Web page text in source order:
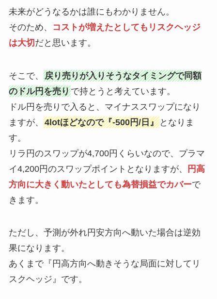
未来がどうなるかは誰にもわかりません。
そのため、
コストが増えたとしてもリスクヘッジ
は大切だと思います。
そこで、 戻り売りが入りそうなタイミングで同額
のドル円を売りで持とうと考えています。
ドル円を売りで入ると、マイナススワップになり
ますが、 4lotほどなので『-500円/日』となりま
す。
リラ円のスワップが4,700円くらいなので、プラマ
イ4,200円のスワップポイントとなりますが、
円高
方向に大きく動いたとしても為替損益でカバーで
きます。
ただし、予測が外れ円安方向へ動いた場合は逆効
果になります。
あくまで『円高方向へ動きそうな局面に対してリ
スクヘッジ』です。